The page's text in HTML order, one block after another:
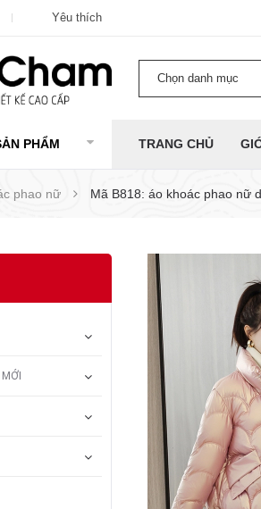
Yêu thích
Chọn danh mục
PHẨM TRANG CHỦ
phao nữ Mã B818: áo khoác phao nữ